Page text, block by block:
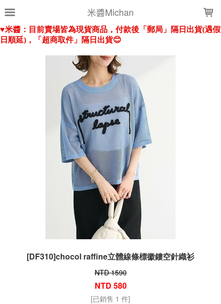
米醬Michan
[DF310]chocol raffine立體線條標徽鏤空針織衫
NTD 1590
NTD 580
[已銷售 1 件]